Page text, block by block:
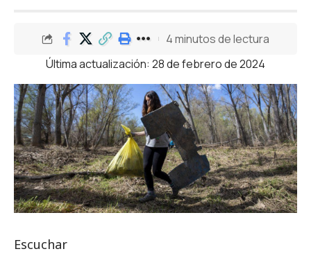
Última actualización: 28 de febrero de 2024
4 minutos de lectura
Escuchar